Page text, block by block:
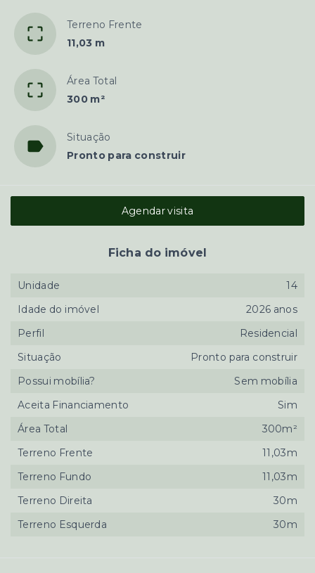
Terreno Frente
11,03 m
Área Total
300 m²
Situação
Pronto para construir
Agendar visita
Ficha do imóvel
Unidade
14
Idade do imóvel
2026 anos
Perfil
Residencial
Situação
Pronto para construir
Possui mobília?
Sem mobília
Aceita Financiamento
Sim
Área Total
300m²
Terreno Frente
11,03m
Terreno Fundo
11,03m
Terreno Direita
30m
Terreno Esquerda
30m